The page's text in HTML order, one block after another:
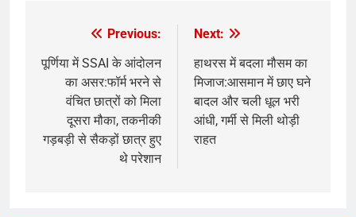
navigation
Previous:
पूर्णिया में SSAI के आंदोलन
का असर:फॉर्म भरने से
वंचित छात्रों को मिला
दूसरा मौका, तकनीकी
गड़बड़ी से सैकड़ों छात्र हुए
थे परेशान
Next:
हाथरस में बदला मौसम का
मिजाज:आसमान में छाए घने
बादल और चली धूल भरी
आंधी, गर्मी से मिली थोड़ी
राहत